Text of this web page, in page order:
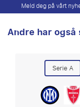
Meld deg på vårt
Andre har
Serie A